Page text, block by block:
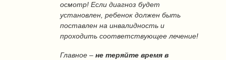
осмотр! Если диагноз будет
установлен, ребенок должен быть
поставлен на инвалидность и
проходить соответствующее лечение!
Главное – не теряйте время в